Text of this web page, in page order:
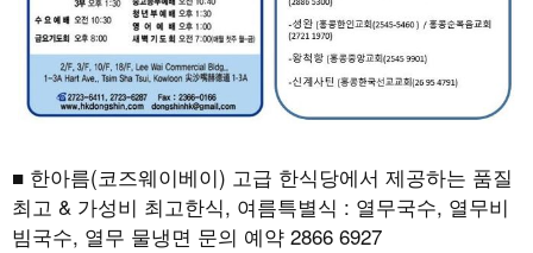
■ 한아름(코즈웨이베이) 고급 한식당에서 제공하는 품질
최고 & 가성비 최고한식, 여름특별식 : 열무국수, 열무비
빔국수, 열무 물냉면 문의 예약 2866 6927